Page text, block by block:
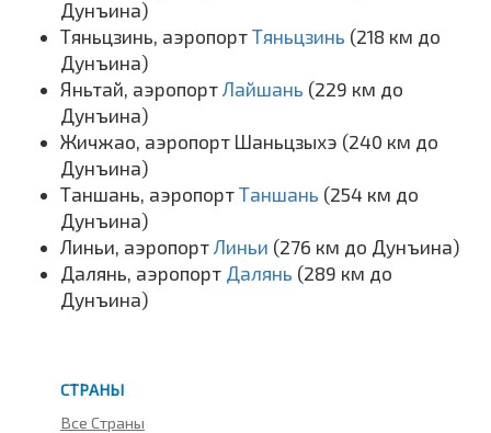
Дунъина)
Тяньцзинь, аэропорт Тяньцзинь (218 км до
Дунъина)
Яньтай, аэропорт Лайшань (229 км до
Дунъина)
Жичжао, аэропорт Шаньцзыхэ (240 км до
Дунъина)
Таншань, аэропорт Таншань (254 км до
Дунъина)
Линьи, аэропорт Линьи (276 км до Дунъина)
Далянь, аэропорт Далянь (289 км до
Дунъина)
СТРАНЫ
Все Страны